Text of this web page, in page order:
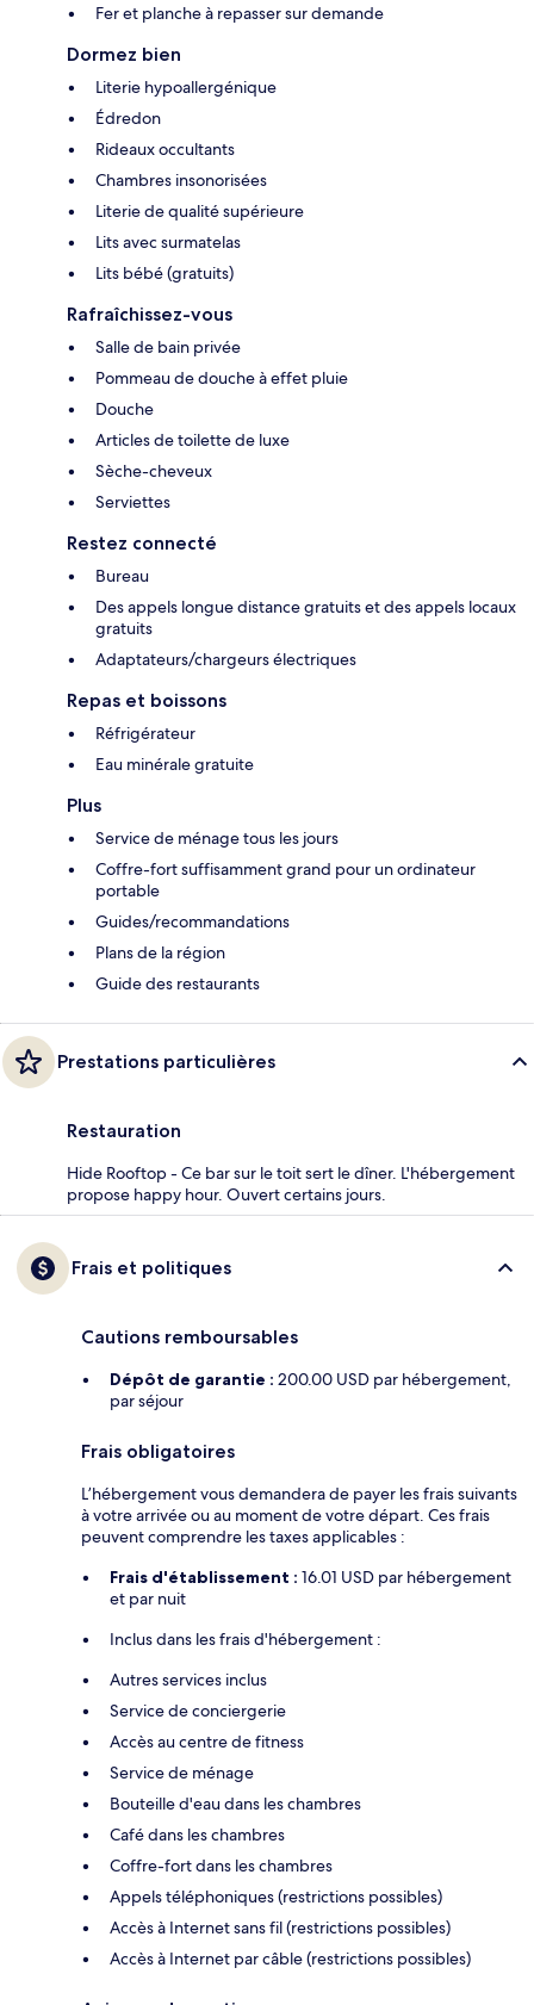
Fer et planche à repasser sur demande
Dormez bien
Literie hypoallergénique
Édredon
Rideaux occultants
Chambres insonorisées
Literie de qualité supérieure
Lits avec surmatelas
Lits bébé (gratuits)
Rafraîchissez-vous
Salle de bain privée
Pommeau de douche à effet pluie
Douche
Articles de toilette de luxe
Sèche-cheveux
Serviettes
Restez connecté
Bureau
Des appels longue distance gratuits et des appels locaux
gratuits
Adaptateurs/chargeurs électriques
Repas et boissons
Réfrigérateur
Eau minérale gratuite
Plus
Service de ménage tous les jours
Coffre-fort suffisamment grand pour un ordinateur
portable
Guides/recommandations
Plans de la région
Guide des restaurants
Prestations particulières
Restauration
Hide Rooftop - Ce bar sur le toit sert le dîner. L'hébergement
propose happy hour. Ouvert certains jours.
Frais et politiques
Cautions remboursables
Dépôt de garantie : 200.00 USD par hébergement,
par séjour
Frais obligatoires
L’hébergement vous demandera de payer les frais suivants
à votre arrivée ou au moment de votre départ. Ces frais
peuvent comprendre les taxes applicables :
Frais d'établissement : 16.01 USD par hébergement
et par nuit
Inclus dans les frais d'hébergement :
Autres services inclus
Service de conciergerie
Accès au centre de fitness
Service de ménage
Bouteille d'eau dans les chambres
Café dans les chambres
Coffre-fort dans les chambres
Appels téléphoniques (restrictions possibles)
Accès à Internet sans fil (restrictions possibles)
Accès à Internet par câble (restrictions possibles)